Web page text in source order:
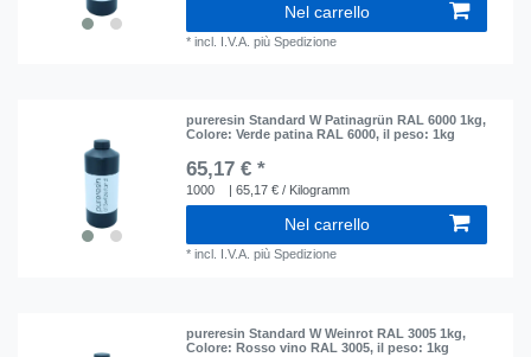
Nel carrello
*incl. I.V.A. piùSpedizione
pureresin Standard W Patinagrün RAL 6000 1kg,
Colore: Verde patina RAL 6000, il peso: 1kg
65,17 € *
1000 | 65,17 € / Kilogramm
Nel carrello
*incl. I.V.A. piùSpedizione
pureresin Standard W Weinrot RAL 3005 1kg,
Colore: Rosso vino RAL 3005, il peso: 1kg